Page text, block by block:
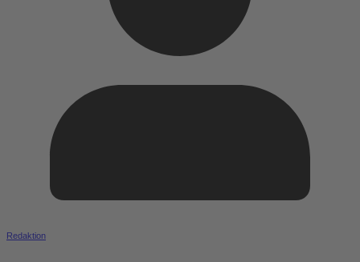
Redaktion